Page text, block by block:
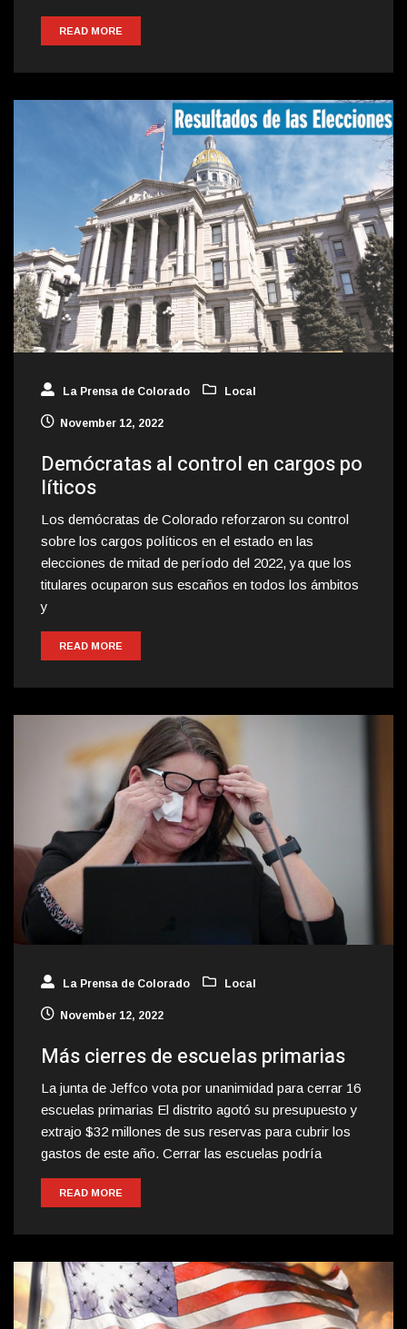
READ MORE
La Prensa de Colorado Local
November 12, 2022
Demócratas al control en cargos po
líticos
Los demócratas de Colorado reforzaron su control
sobre los cargos políticos en el estado en las
elecciones de mitad de período del 2022, ya que los
titulares ocuparon sus escaños en todos los ámbitos
y
READ MORE
La Prensa de Colorado Local
November 12, 2022
Más cierres de escuelas primarias
La junta de Jeffco vota por unanimidad para cerrar 16
escuelas primarias El distrito agotó su presupuesto y
extrajo $32 millones de sus reservas para cubrir los
gastos de este año. Cerrar las escuelas podría
READ MORE